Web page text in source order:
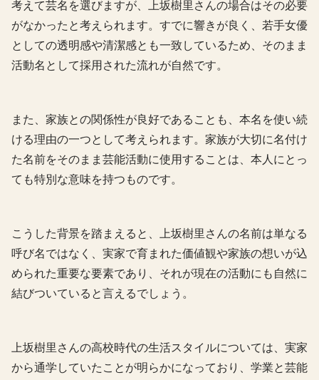
考えて芸名を選びますが、上坂樹里さんの場合はその必要
がなかったと考えられます。すでに響きが良く、若手女優
としての透明感や清潔感とも一致しているため、そのまま
活動名として採用された流れが自然です。
また、家族との関係性が良好であることも、本名を使い続
ける理由の一つとして考えられます。家族が大切に名付け
た名前をそのまま芸能活動に使用することは、本人にとっ
ても特別な意味を持つものです。
こうした背景を踏まえると、上坂樹里さんの名前は単なる
呼び名ではなく、実家で育まれた価値観や家族の想いが込
められた重要な要素であり、それが現在の活動にも自然に
結びついていると言えるでしょう。
上坂樹里さんの高校時代の生活スタイルについては、実家
から通学していたことが明らかになっており、学業と芸能